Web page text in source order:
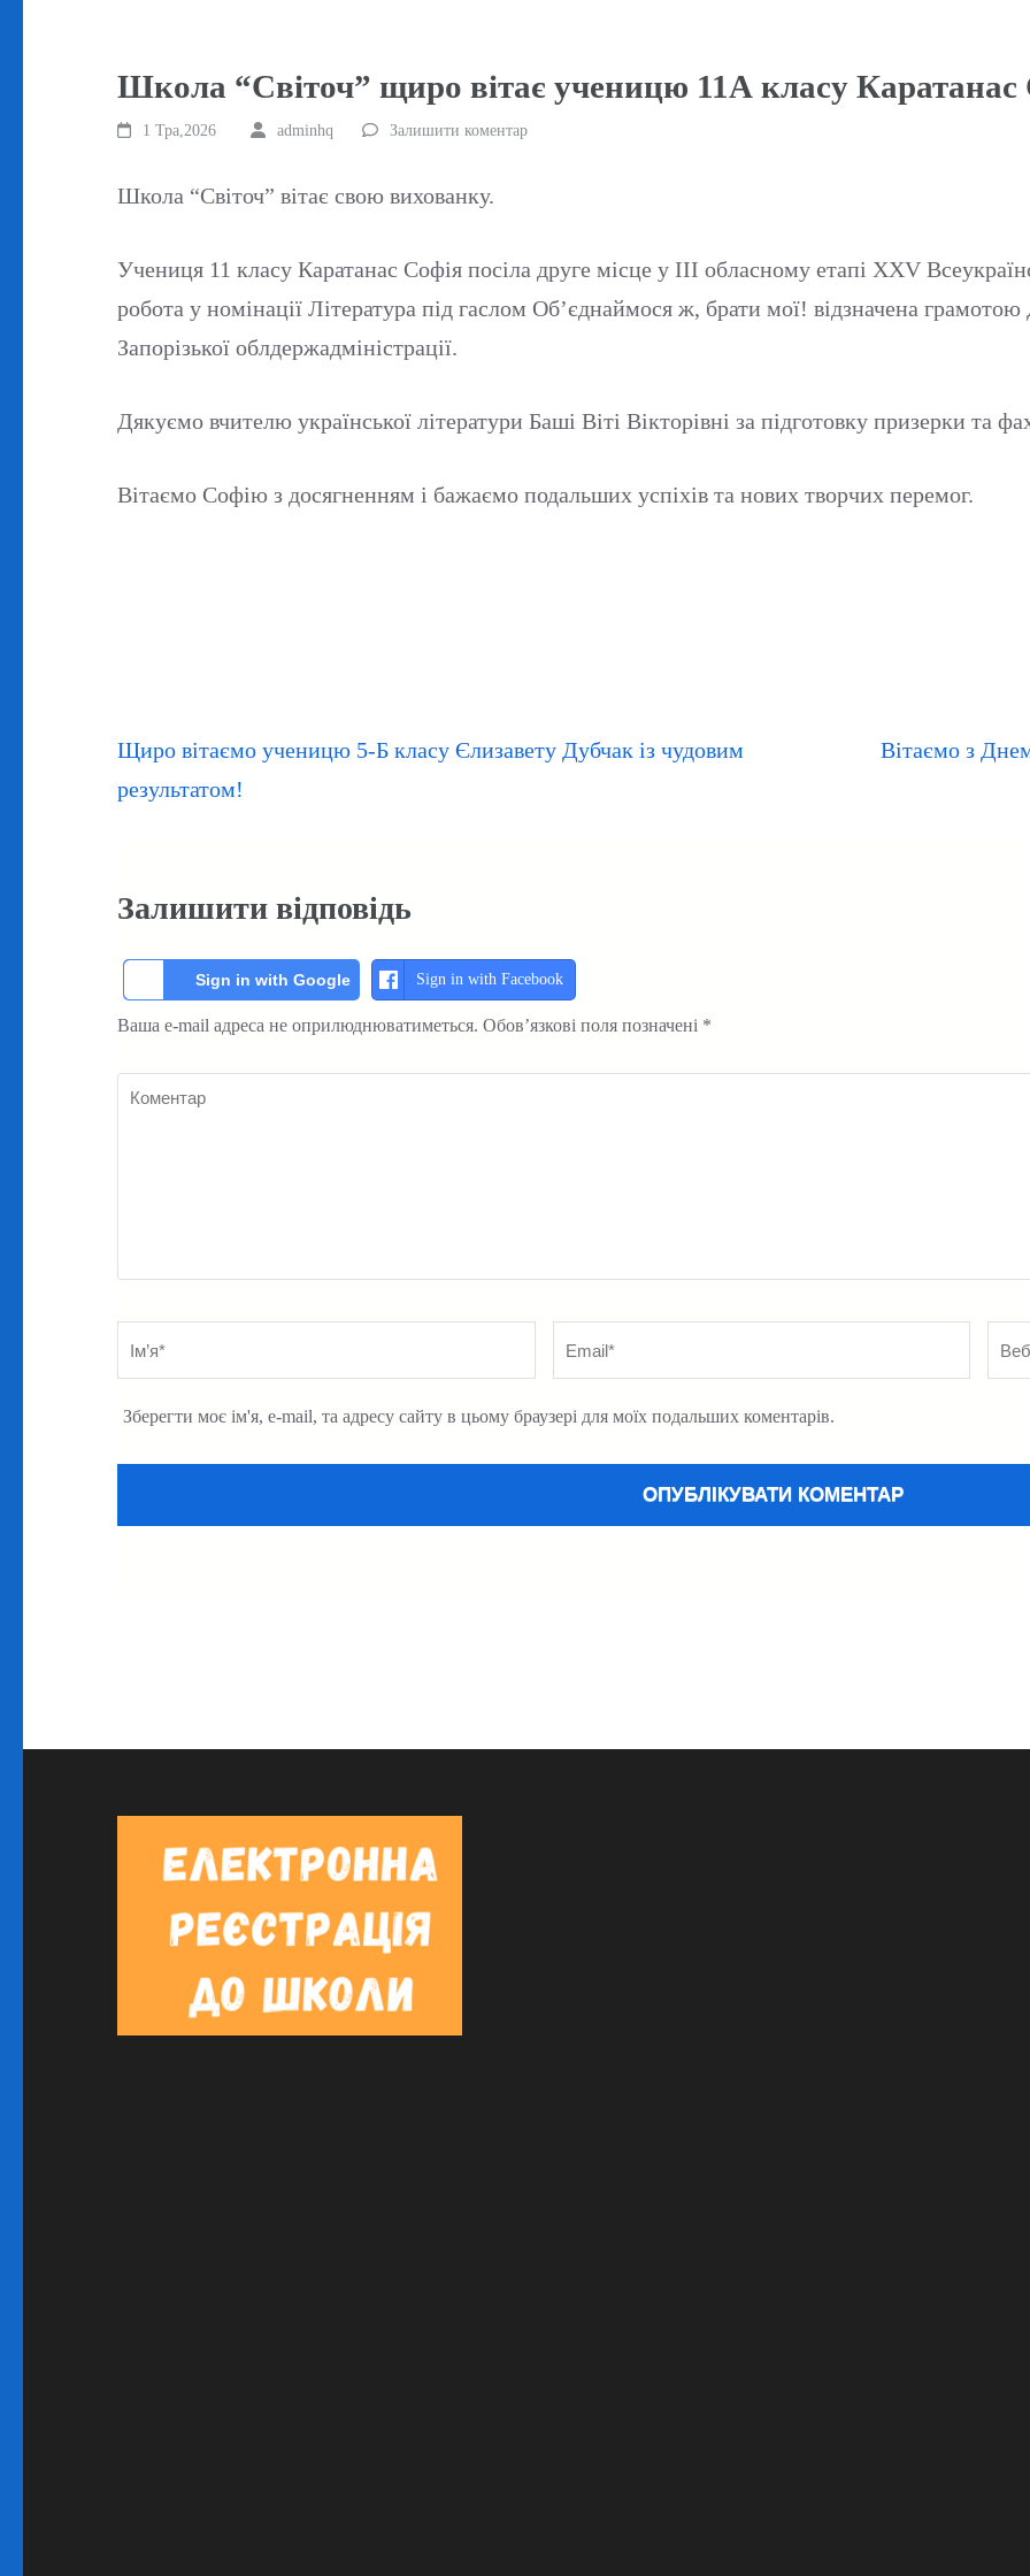
Школа “Світоч” щиро вітає ученицю 11А класу
1 Тра,2026 adminhq Залишити коментар
Школа “Світоч” вітає свою вихованку.
Учениця 11 класу Каратанас Софія посіла друге місце у III обласному етапі XXV
робота у номінації Література під гаслом Об’єднаймося ж, брати мої! відзначена
Запорізької облдержадміністрації.
Дякуємо вчителю української літератури Баші Віті Вікторівні за підготовку призерки та
Вітаємо Софію з досягненням і бажаємо подальших успіхів та нових творчих перемог.
Навігація
записів
Щиро вітаємо ученицю 5-Б класу Єлизавету Дубчак із чудовим
результатом!
Вітаємо з
Залишити відповідь
Sign in with Google Sign in with Facebook
Ваша e-mail адреса не оприлюднюватиметься. Обов’язкові поля позначені *
Коментар
Зберегти моє ім'я, e-mail, та адресу сайту в цьому браузері для моїх подальших коментарів.